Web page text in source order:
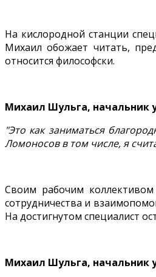
На кислородной станции
Михаил обожает читать,
относится философски.
Михаил Шульга, начальник
"Это как заниматься
Ломоносов в том числе, я
Своим рабочим
сотрудничества и
На достигнутом специалист
Михаил Шульга, начальник